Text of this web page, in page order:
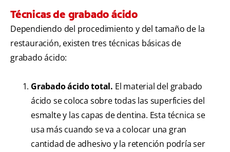
Técnicas de grabado ácido
Dependiendo del procedimiento y del tamaño de la
restauración, existen tres técnicas básicas de
grabado ácido:
Grabado ácido total. El material del grabado
ácido se coloca sobre todas las superficies del
esmalte y las capas de dentina. Esta técnica se
usa más cuando se va a colocar una gran
cantidad de adhesivo y la retención podría ser